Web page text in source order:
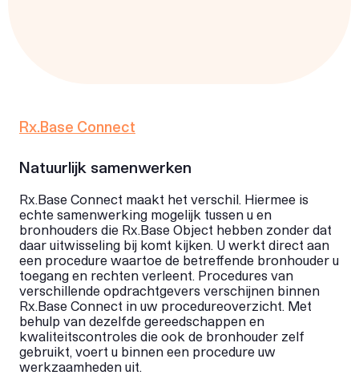
Rx.Base Connect
Natuurlijk samenwerken
Rx.Base Connect maakt het verschil. Hiermee is
echte samenwerking mogelijk tussen u en
bronhouders die Rx.Base Object hebben zonder dat
daar uitwisseling bij komt kijken. U werkt direct aan
een procedure waartoe de betreffende bronhouder u
toegang en rechten verleent. Procedures van
verschillende opdrachtgevers verschijnen binnen
Rx.Base Connect in uw procedureoverzicht. Met
behulp van dezelfde gereedschappen en
kwaliteitscontroles die ook de bronhouder zelf
gebruikt, voert u binnen een procedure uw
werkzaamheden uit.